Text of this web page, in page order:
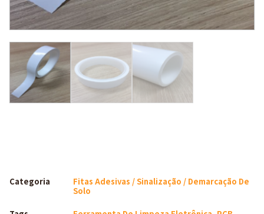
Categoria
Fitas Adesivas / Sinalização / Demarcação De
Solo